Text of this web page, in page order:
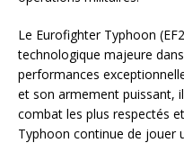
Le Eurofighter Typhoon
technologique majeure
performances
et son armement puissant,
combat les plus respectés
Typhoon continue de jouer